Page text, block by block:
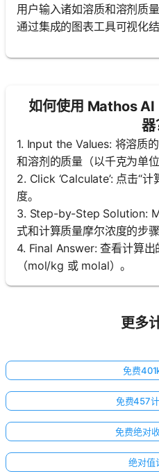
用户输入诸如溶质和溶剂质
通过集成的图表工具可视化
如何使用 Mathos AI
器
1. Input the Values: 将溶质
和溶剂的质量（以千克为单
2. Click ‘Calculate’: 点击“
度。
3. Step-by-Step Solution:
式和计算质量摩尔浓度的步
4. Final Answer: 查看计算
（mol/kg 或 molal）。
更多
免费
免费457
免费绝对
绝对值